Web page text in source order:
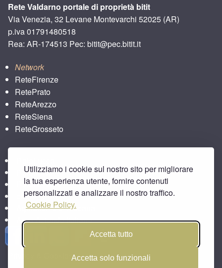
Utilizziamo i cookie sul nostro sito per migliorare
la tua esperienza utente, fornire contenuti
personalizzati e analizzare il nostro traffico.
Cookie Policy.
Accetta tutto
Accetta solo funzionali
Rete Valdarno portale di proprietà bitit
Via Venezia, 32 Levane Montevarchi 52025 (AR)
p.iva 01791480518
Rea: AR-174513 Pec: bitit@pec.bitit.it
Network
ReteFirenze
RetePrato
ReteArezzo
ReteSiena
ReteGrosseto
ReteLpisa
ReteLlivorno
bitbar
Agriturismo e Toscana
Area Aziende Italiane
Privacy & Cookies